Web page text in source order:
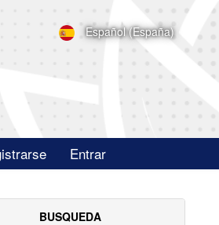
Español (España)
Entrar
BUSQUEDA